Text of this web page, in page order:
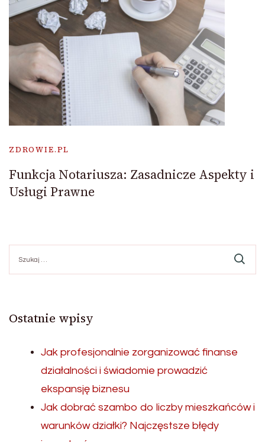
ZDROWIE.PL
Funkcja Notariusza: Zasadnicze Aspekty i
Usługi Prawne
Ostatnie wpisy
Jak profesjonalnie zorganizować finanse
działalności i świadomie prowadzić
ekspansję biznesu
Jak dobrać szambo do liczby mieszkańców i
warunków działki? Najczęstsze błędy